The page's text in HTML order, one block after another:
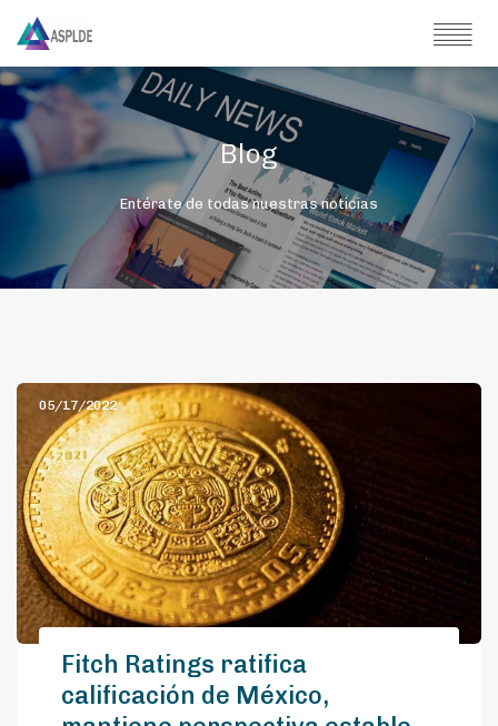
Blog
Entérate de todas nuestras noticias
05/17/2022
Fitch Ratings ratifica
calificación de México,